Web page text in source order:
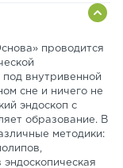
проводится
внутривенной
сне и ничего не
эндоскоп с
образование. В
методики: